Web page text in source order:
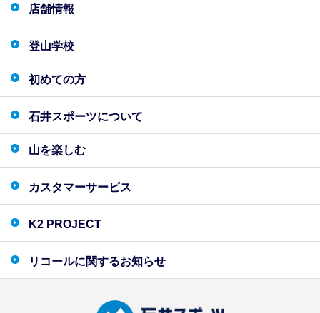
店舗情報
登山学校
初めての方
石井スポーツについて
山を楽しむ
カスタマーサービス
K2 PROJECT
リコールに関するお知らせ